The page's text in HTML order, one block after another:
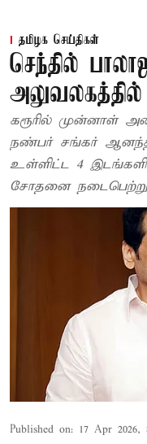
தமிழக செய்திகள்
செந்தில்
கரூரில் முன்னாள்
நண்பர் சங்கர்
உள்ளிட்ட 4
சோதனை நடைபெற்று
Published on: 17 Apr 2026,